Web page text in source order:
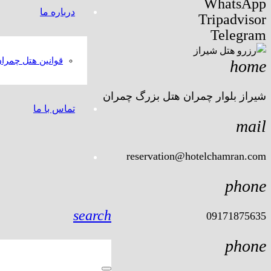
درباره ما
قوانین هتل
تماس با ما
search
WhatsApp
Tripadvisor
Telegram
home
شیراز بلوار چمران هتل بزرگ چمران
mail
reservation@hotelchamran.com
phone
09171875635
phone